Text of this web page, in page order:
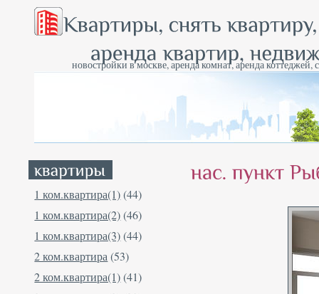
новостройки в москве, аренда комнат, аренда
1 ком.квартира(1)(44)
1 ком.квартира(2)(46)
1 ком.квартира(3)(44)
2 ком.квартира (53)
2 ком.квартира(1)(41)